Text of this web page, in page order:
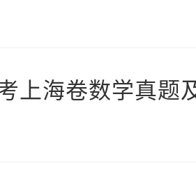
上海卷数学真题